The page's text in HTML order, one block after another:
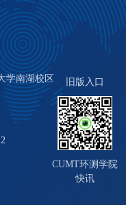
学南湖校区
旧版入口
CUMT环测学院
快讯